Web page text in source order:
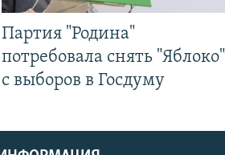
Партия "Родина"
потребовала снять "Яблоко"
с выборов в Госдуму